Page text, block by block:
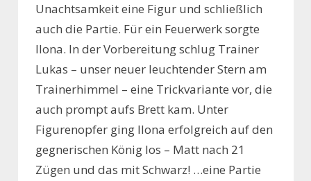
Unachtsamkeit eine Figur und schließlich
auch die Partie. Für ein Feuerwerk sorgte
Ilona. In der Vorbereitung schlug Trainer
Lukas – unser neuer leuchtender Stern am
Trainerhimmel – eine Trickvariante vor, die
auch prompt aufs Brett kam. Unter
Figurenopfer ging Ilona erfolgreich auf den
gegnerischen König los – Matt nach 21
Zügen und das mit Schwarz! …eine Partie